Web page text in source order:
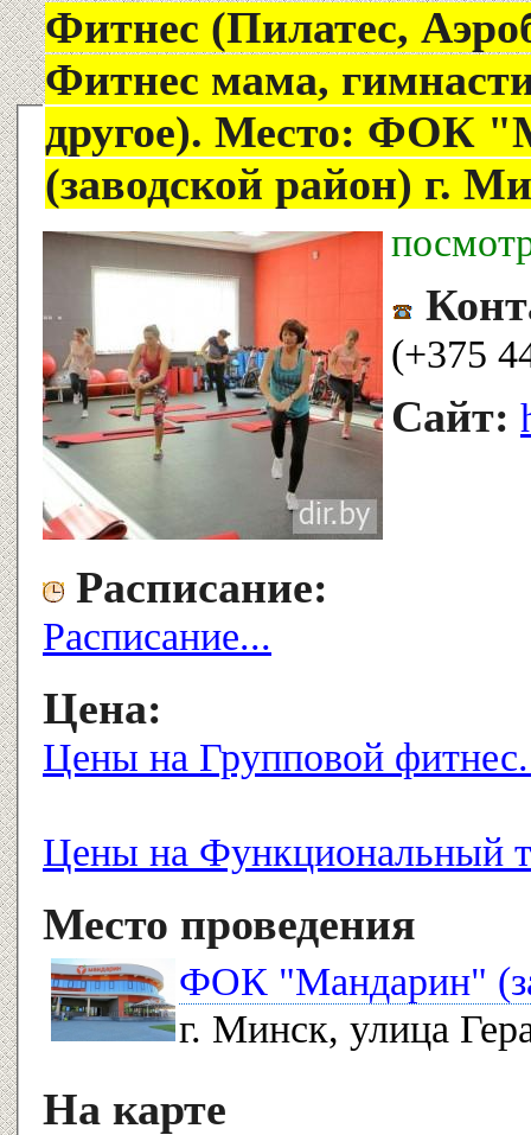
Фитнес (Пилатес,
Фитнес мама,
другое). Место: ФОК "Мандарин"
(заводской
(+375
Сайт:
Расписание:
Расписание...
Цена:
Цены на Групповой
Цены на Функциональный
Место проведения
ФОК "Мандарин"
г. Минск, улица
На карте